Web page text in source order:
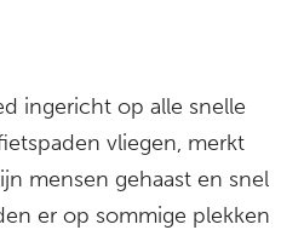
ingericht op alle snelle
vliegen, merkt
mensen gehaast en snel
er op sommige plekken